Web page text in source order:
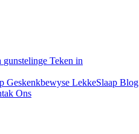
gunstelinge Teken in
Geskenkbewyse LekkeSlaap Blog
Ons